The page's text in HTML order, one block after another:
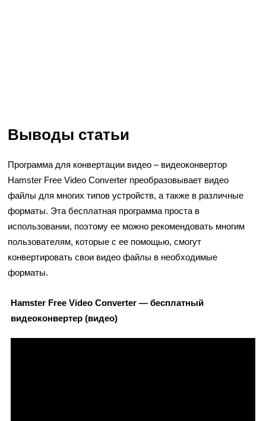
Выводы статьи
Программа для конвертации видео – видеоконвертор
Hamster Free Video Converter преобразовывает видео
файлы для многих типов устройств, а также в различные
форматы. Эта бесплатная программа проста в
использовании, поэтому ее можно рекомендовать многим
пользователям, которые с ее помощью, смогут
конвертировать свои видео файлы в необходимые
форматы.
Hamster Free Video Converter — бесплатный
видеоконвертер (видео)